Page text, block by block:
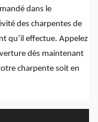
dans le
des charpentes de
qu’il effectue. Appelez
dès maintenant
charpente soit en